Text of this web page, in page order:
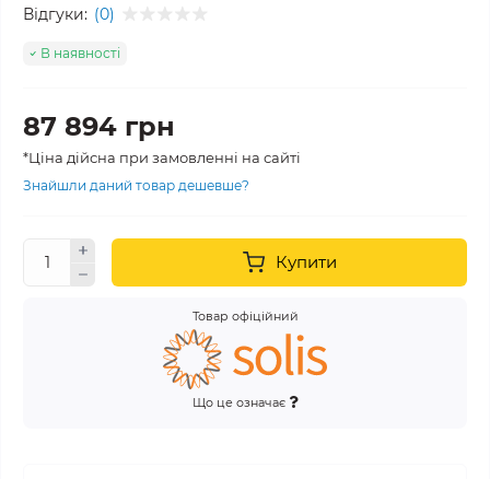
Відгуки: (0)
В наявності
87 894 грн
*Ціна дійсна при замовленні на сайті
Знайшли даний товар дешевше?
Купити
Товар офіційний
Що це означає